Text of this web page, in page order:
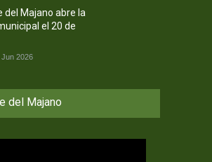
del Majano abre la
el 20 de
Jun 2026
del Majano